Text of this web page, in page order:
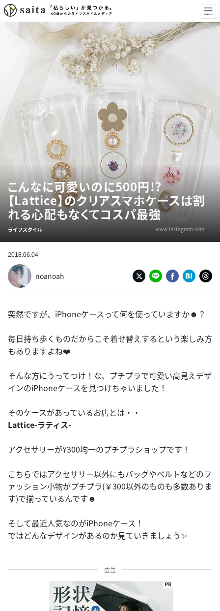
こんなに可愛いのに500円!?
【Lattice】のクリアスマホケースは割
れる心配もなくてコスパ最強
ライフスタイル www.instagram.com
2018.06.04
noanoah
突然ですが、iPhoneケースって何を使っていますか☻？
毎日持ち歩くものだからこそ着せ替えするという楽しみ方
もありますよね❤️
そんな方にうってつけ！な、プチプラで可愛い高見えデザ
インのiPhoneケースを見つけちゃいました！
そのケースがあっているお店とは・・
Lattice-ラティス-
アクセサリーが¥300均一のプチプラショップです！
こちらではアクセサリー以外にもバッグやベルトなどのフ
ァッション小物がプチプラ(￥300以外のものも多数ありま
す)で揃っているんです☻
そして最近人気なのがiPhoneケース！
ではどんなデザインがあるのか見ていきましょう✨
広告